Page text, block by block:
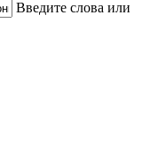
Введите слова или